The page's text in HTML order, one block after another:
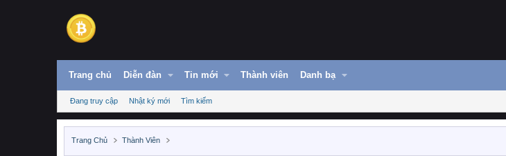
Trang chủ Diễn đàn Tin mới Thành viên Danh bạ
Đang truy cập Nhật ký mới Tìm kiếm
Trang Chủ Thành Viên